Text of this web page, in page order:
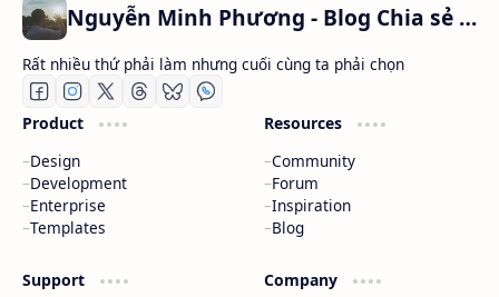
Nguyễn Minh Phương - Blog Chia sẻ Kiến thức Chứng khoán & Tài liệu Toán học
Rất nhiều thứ phải làm nhưng cuối cùng ta phải chọn
Product
Design
Development
Enterprise
Templates
Resources
Community
Forum
Inspiration
Blog
Support
Company